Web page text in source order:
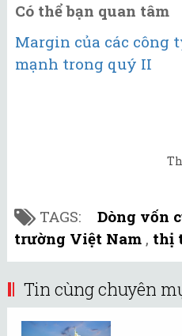
Có thể bạn quan tâm
Margin của các công
mạnh trong quý II
TAGS: Dòng vốn
trường Việt Nam , thị
Tin cùng chuyên